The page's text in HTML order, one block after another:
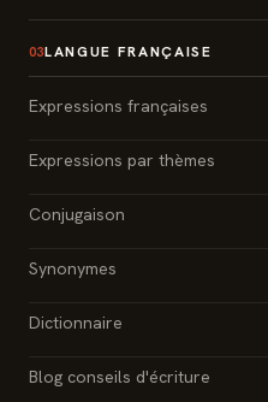
03LANGUE FRANÇAISE
Expressions françaises
Expressions par thèmes
Conjugaison
Synonymes
Dictionnaire
Blog conseils d'écriture